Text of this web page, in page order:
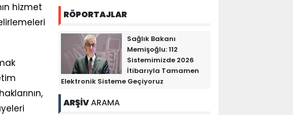
hizmet
RÖPORTAJLAR
Sağlık Bakanı
Memişoğlu: 112
Sistemimizde 2026
İtibarıyla Tamamen
Elektronik Sisteme Geçiyoruz
ARŞİVARAMA